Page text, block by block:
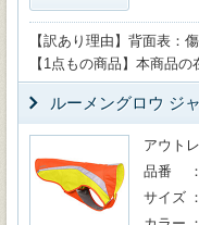
【訳あり理由】背面表：
【1点もの商品】本商品の
ルーメングロウ ジ
アウト
品番
サイズ